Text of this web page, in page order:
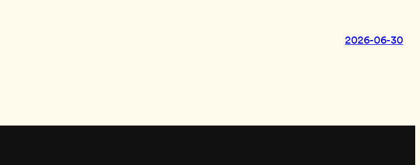
2026-06-30